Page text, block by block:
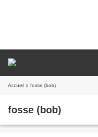
Accueil » fosse (bob)
fosse (bob)